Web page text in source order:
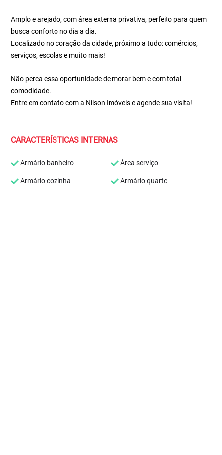
Amplo e arejado, com área externa privativa, perfeito para quem
busca conforto no dia a dia.
Localizado no coração da cidade, próximo a tudo: comércios,
serviços, escolas e muito mais!
Não perca essa oportunidade de morar bem e com total
comodidade.
Entre em contato com a Nilson Imóveis e agende sua visita!
CARACTERÍSTICAS INTERNAS
Armário banheiro Área serviço
Armário cozinha Armário quarto